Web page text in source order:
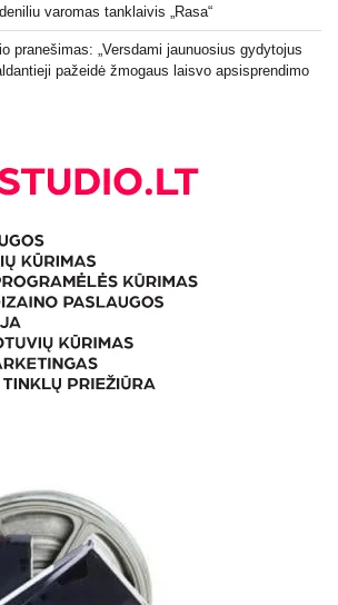
varomas tanklaivis „Rasa“
pranešimas: „Versdami jaunuosius gydytojus
pažeidė žmogaus laisvo apsisprendimo